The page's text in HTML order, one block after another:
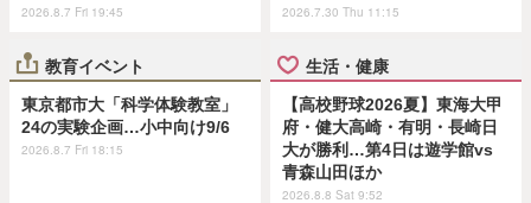
2026.8.7 Fri 19:45 2026.7.30 Thu 11:15
教育イベント
東京都市大「科学体験教室」
24の実験企画…小中向け9/6
2026.8.7 Fri 18:15
生活・健康
【高校野球2026夏】東海大甲
府・健大高崎・有明・長崎日
大が勝利…第4日は遊学館vs
青森山田ほか
2026.8.8 Sat 9:52